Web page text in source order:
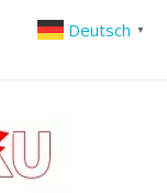
Deutsch ▼